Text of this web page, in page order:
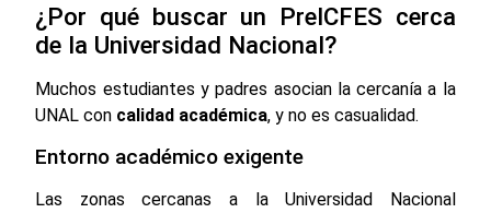
¿Por qué buscar un PreICFES cerca
de la Universidad Nacional?
Muchos estudiantes y padres asocian la cercanía a la
UNAL con calidad académica, y no es casualidad.
Entorno académico exigente
Las zonas cercanas a la Universidad Nacional